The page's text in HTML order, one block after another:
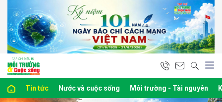
Tin tức Nước và cuộc sống Môi trường - Tài nguyên
luận